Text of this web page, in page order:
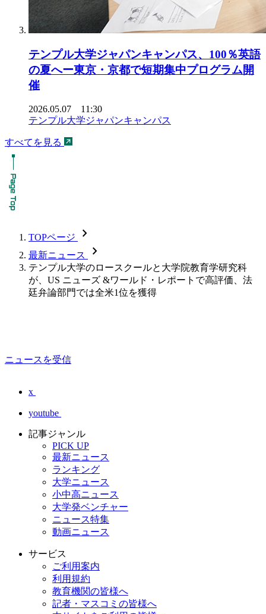
テンプル大学ジャパンキャンパス、100％英語
の夏へー東京・京都で短期集中プログラム開
催
2026.05.07 11:30
テンプル大学ジャパンキャンパス
すべてを見る
TOPページ chevron_forward
最新ニュース chevron_forward
テンプル大学のロースクールと大学院教育学研究科
が、US ニューズ &ワールド・レポートで高評価、法
廷弁論部門では全米1位を獲得
ニュースを受信
x
youtube
記事ジャンル
PICK UP
最新ニュース
ランキング
大学ニュース
小中高ニュース
大学発ベンチャー
ニュース特集
動画ニュース
サービス
ご利用案内
利用規約
教育機関の皆様へ
記者・マスコミの皆様へ